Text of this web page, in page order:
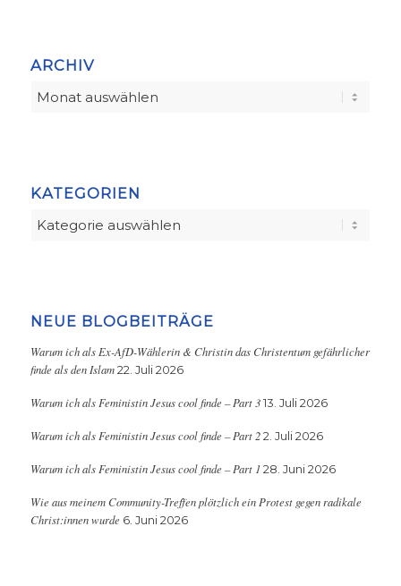
ARCHIV
KATEGORIEN
Kategorien
NEUE BLOGBEITRÄGE
Warum ich als Ex-AfD-Wählerin & Christin das Christentum gefährlicher
finde als den Islam 22. Juli 2026
Warum ich als Feministin Jesus cool finde – Part 3 13. Juli 2026
Warum ich als Feministin Jesus cool finde – Part 2 2. Juli 2026
Warum ich als Feministin Jesus cool finde – Part 1 28. Juni 2026
Wie aus meinem Community-Treffen plötzlich ein Protest gegen radikale
Christ:innen wurde 6. Juni 2026